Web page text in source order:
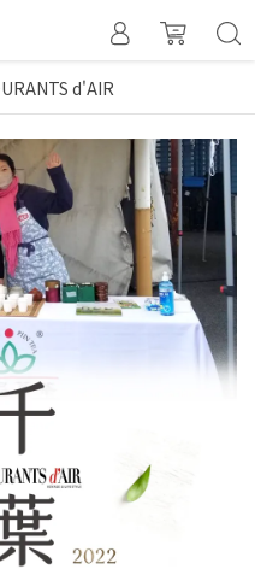
d'AIR